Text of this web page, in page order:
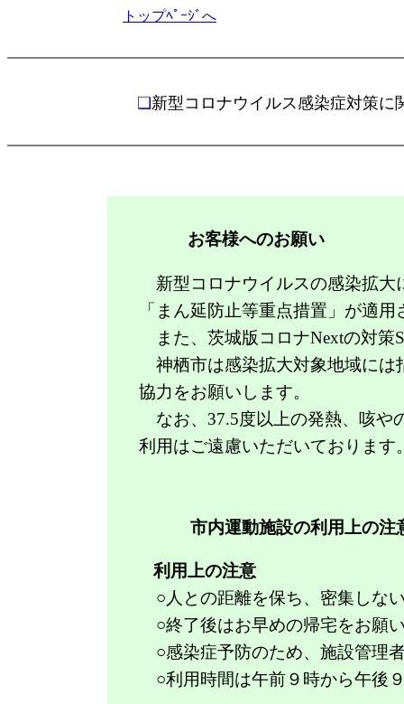
❑ 新型コロナウイルス感染症対
お客様へのお願い
新型コロナウイルスの感染拡大
「まん延防止等重点措置」が適
また、茨城版コロナNextの対策
神栖市は感染拡大対象地域に
協力をお願いします。
なお、 37.5度以上の発熱、咳や
利用はご遠慮いただいております
市内運動施設の利用上の注
利用上の注意
○人との距離を保ち、密集しな
○終了後はお早めの帰宅をお願
○感染症予防のため、施設管理
○利用時間は午前９時から午後
トップﾍﾟｰｼﾞへ
❑新型コロナウイルス感染症対策に